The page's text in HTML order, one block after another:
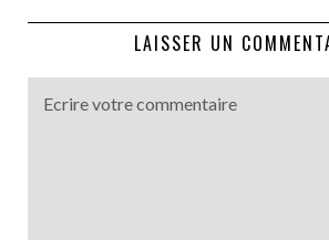
LAISSER UN